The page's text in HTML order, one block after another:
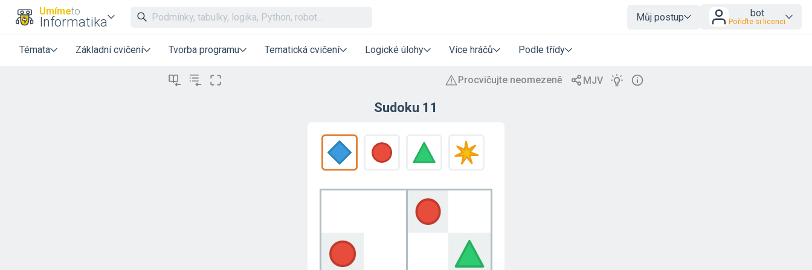
Umímeto
Informatika Můj postup bot
Pořiďte si licenci
Témata Základní cvičení Tvorba programu Tematická cvičení Logické úlohy Více hráčů Podle třídy
Sudoku 11